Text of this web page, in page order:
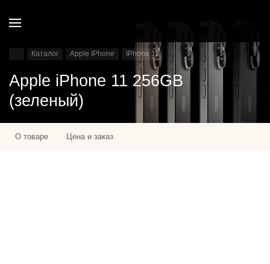
Каталог Apple IPhone IPhone 11
Apple iPhone 11 256GB
(зеленый)
О товаре Цена и заказ